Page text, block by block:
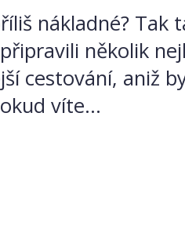
nákladné? Tak
několik
cestování, aniž
víte...